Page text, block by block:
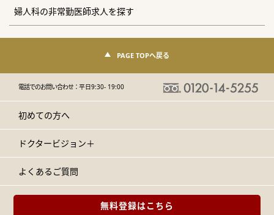
婦人科の非常勤医師求人を探す
PAGE TOPへ戻る
電話でのお問い合わせ：平日9:30- 19:00
初めての方へ
ドクタービジョン＋
よくあるご質問
無料登録はこちら